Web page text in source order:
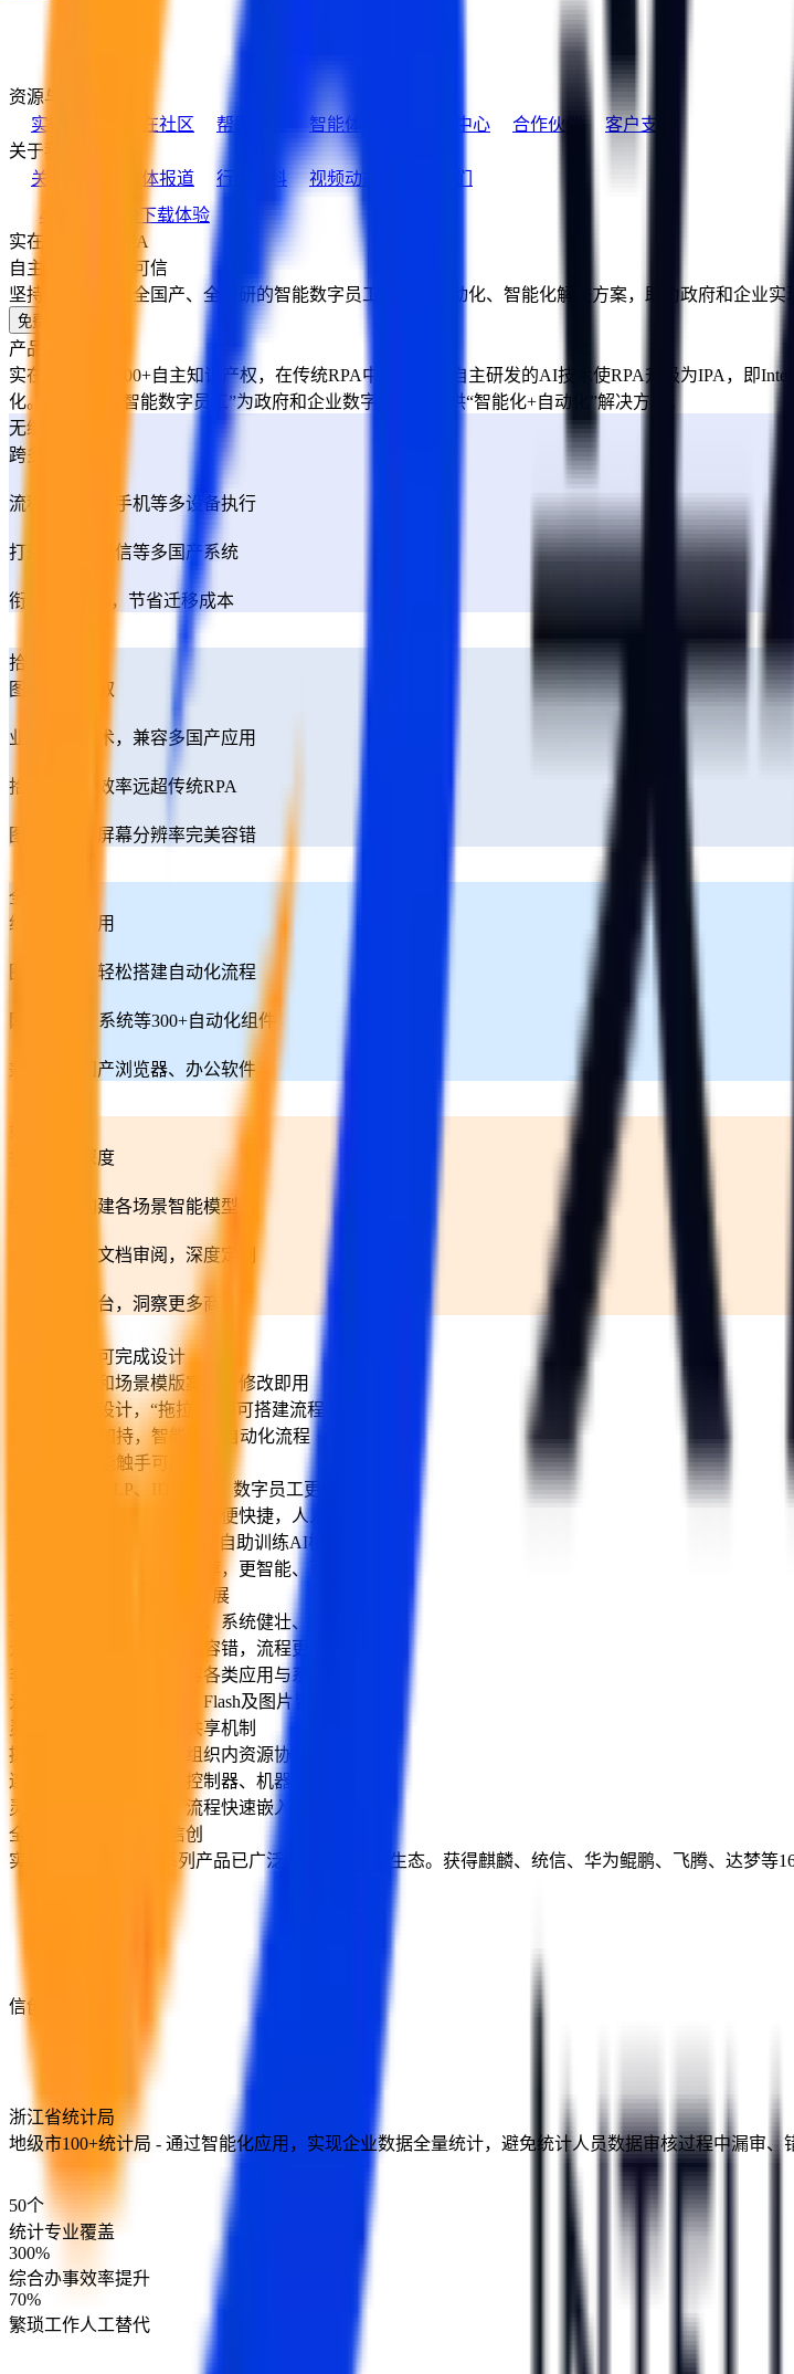
资源与支持
实在学院
实在社区 帮助中心 智能体市场 活动中心 合作伙伴
客户支持
关于我们
关于实在
媒体报道 行业百科 视频动态
加入我们
400-139-9089
下载体验
实在智能信创RPA
自主可控，安全可信
坚持信创，打造全国产、全自研的智能数字员工，提供自动化、智能化解决方案，助力政府和企业实
免费试用
产品优势
实在智能拥有200+自主知识产权，在传统RPA中融入多项自主研发的AI技术使RPA升级为IPA，即
化。通过“实在智能数字员工”为政府和企业数字化转型提供“智能化+自动化”解决方案。
无缝迁移
跨多平台执行
流程跨电脑、手机等多设备执行
打通麒麟、统信等多国产系统
衔接Windows，节省迁移成本
拾全拾美
图形融合拾取
业界独创技术，兼容多国产应用
拾取精度、效率远超传统RPA
图形位置、屏幕分辨率完美容错
全面覆盖
组件丰富易用
图形编排，轻松搭建自动化流程
网页、AI、系统等300+自动化组件
兼容各种国产浏览器、办公软件
拓展业务深度
结合云脑构建各场景智能模型
结合门户、文档审阅，深度定制
结合松塔平台，洞察更多商机
简单拖拽即可完成设计
丰富的组件和场景模版案例，修改即用
可视化流程设计，“拖拉拽”即可搭建流程
强大AI能力加持，智能生成自动化流程
AI组件让智能触手可及
领先OCR、NLP、IDP能力，数字员工更智能
智能业务组件即开即用，方便快捷，人人可用
无缝调用云脑AI能力，DIY自助训练AI模型
支持智能辅助、检索和推荐，更智能、更懂你
自研引擎，稳定 流畅 易扩展
基础能力与业务应用结合，系统健壮、更稳定
元素融合拾取，组件智能容错，流程更流畅
非侵入式开发，集成兼容各类应用与系统平台
元素轻松获取，云桌面、Flash及图片皆可支持
灵活的触发方式和连通共享机制
提升效率：企业市场，组织内资源协同共享
连接通畅：应用市场、控制器、机器人一键推送
灵活便捷：灵活触发，流程快速嵌入业务场景
全系列产品全面适配信创
实在智能信创IPA全系列产品已广泛适配信创主流生态。获得麒麟、统信、华为鲲鹏、飞腾、达梦等
信创实践案例
浙江省统计局
地级市100+统计局 - 通过智能化应用，实现企业数据全量统计，避免统计人员数据审核过程中漏审
50个
统计专业覆盖
300%
综合办事效率提升
70%
繁琐工作人工替代